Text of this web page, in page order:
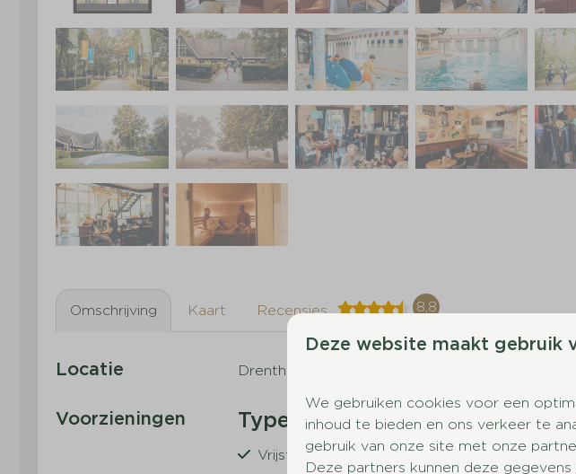
Omschrijving Kaart Recensies 8,8
Locatie Drenthe, Hooghalen
Voorzieningen Type vakantiewoning
Vrijstaand Met
Deze website maakt gebruik
We gebruiken cookies voor een
inhoud te bieden en ons verkeer te
gebruik van onze site met onze
Deze partners kunnen deze